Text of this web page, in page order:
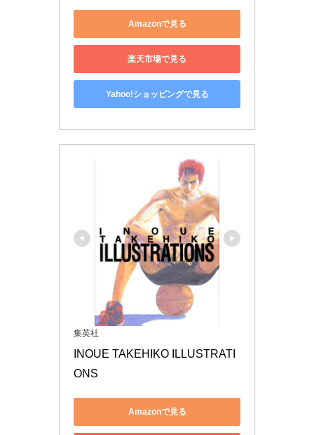
Amazonで見る
楽天市場で見る
Yahoo!ショッピングで見る
集英社
INOUE TAKEHIKO ILLUSTRATI
ONS
Amazonで見る